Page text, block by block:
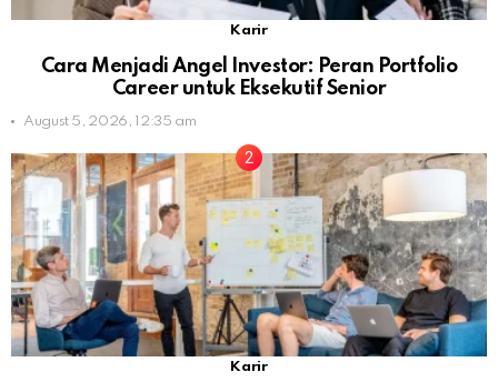
Karir
Cara Menjadi Angel Investor: Peran Portfolio
Career untuk Eksekutif Senior
August 5, 2026, 12:35 am
Karir